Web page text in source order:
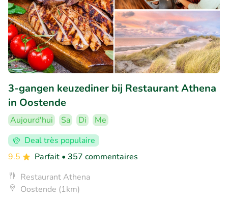
3-gangen keuzediner bij Restaurant Athena
in Oostende
Aujourd'hui Sa Di
Me
Deal très populaire
9.5
Parfait • 357 commentaires
Restaurant Athena
Oostende (1km)